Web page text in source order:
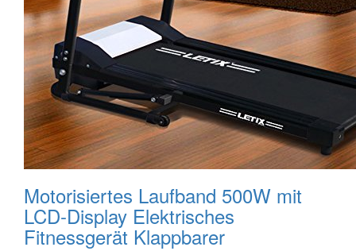
Motorisiertes Laufband 500W mit
LCD-Display Elektrisches
Fitnessgerät Klappbarer